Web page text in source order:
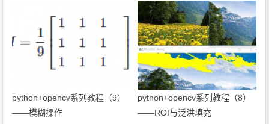
python+opencv系列教程（9）
——模糊操作
python+opencv系列教程（8）
——ROI与泛洪填充